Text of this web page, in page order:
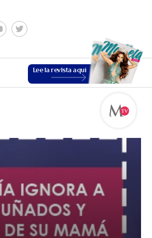
Lee la revista aquí
ESTILO DE VIDA
VER MÁS